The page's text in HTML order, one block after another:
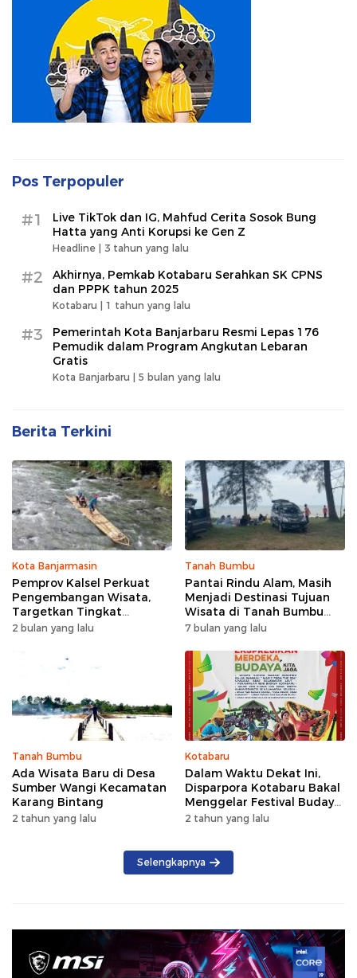
Pos Terpopuler
#1
Live TikTok dan IG, Mahfud Cerita Sosok Bung
Hatta yang Anti Korupsi ke Gen Z
Headline | 3 tahun yang lalu
#2
Akhirnya, Pemkab Kotabaru Serahkan SK CPNS
dan PPPK tahun 2025
Kotabaru | 1 tahun yang lalu
#3
Pemerintah Kota Banjarbaru Resmi Lepas 176
Pemudik dalam Program Angkutan Lebaran
Gratis
Kota Banjarbaru | 5 bulan yang lalu
Berita Terkini
Kota Banjarmasin
Pemprov Kalsel Perkuat
Pengembangan Wisata,
Targetkan Tingkat
Kunjungan Naik 5 Persen di
2 bulan yang lalu
Tanah Bumbu
Pantai Rindu Alam, Masih
Menjadi Destinasi Tujuan
Wisata di Tanah Bumbu
dengan Rindangnya Pohon
7 bulan yang lalu
Tanah Bumbu
Ada Wisata Baru di Desa
Sumber Wangi Kecamatan
Karang Bintang
2 tahun yang lalu
Kotabaru
Dalam Waktu Dekat Ini,
Disparpora Kotabaru Bakal
Menggelar Festival Budaya
Saijaan 2024
2 tahun yang lalu
Selengkapnya